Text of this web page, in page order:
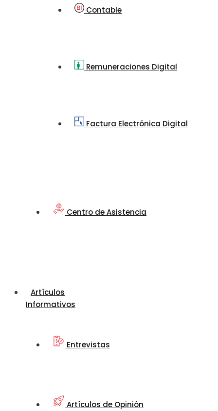
Contable
Remuneraciones Digital
Factura Electrónica Digital
Centro de Asistencia
Artículos
Informativos
Entrevistas
Artículos de Opinión